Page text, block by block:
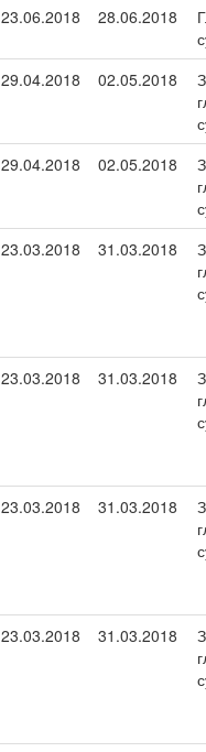
23.06.2018 28.06.2018
29.04.2018 02.05.2018
29.04.2018 02.05.2018
23.03.2018 31.03.2018
23.03.2018 31.03.2018
23.03.2018 31.03.2018
23.03.2018 31.03.2018